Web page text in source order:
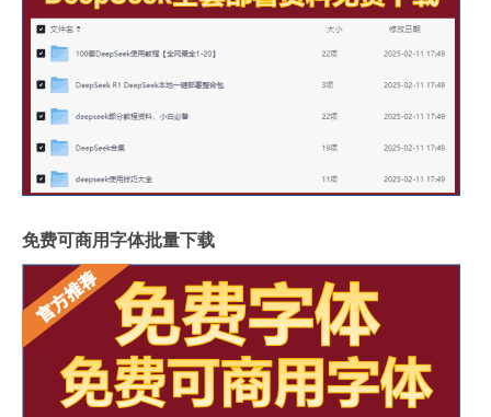
免费可商用字体批量下载